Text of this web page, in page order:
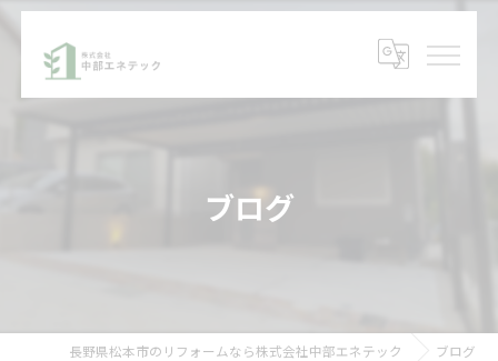
ブログ
長野県松本市のリフォームなら株式会社中部エネテック ブログ